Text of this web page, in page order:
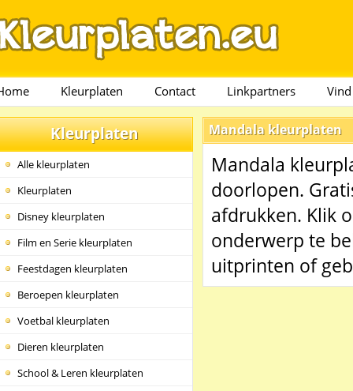
Kleurplaten Contact Linkpartners
Kleurplaten
Alle kleurplaten
Kleurplaten
Disney kleurplaten
Film en Serie kleurplaten
Feestdagen kleurplaten
Beroepen kleurplaten
Voetbal kleurplaten
Dieren kleurplaten
School & Leren kleurplaten
Mandala kleurplaten
Mandala
doorlopen.
afdrukken. Klik
onderwerp te
uitprinten of